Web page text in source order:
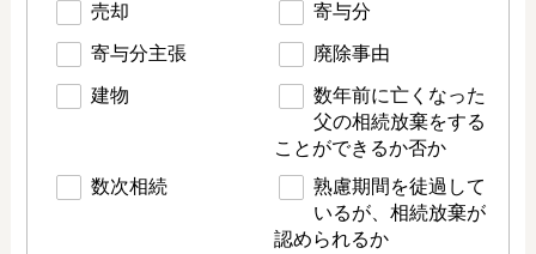
売却
寄与分
寄与分主張 廃除事由
建物
数年前に亡くなった
父の相続放棄をする
ことができるか否か
数次相続
熟慮期間を徒過して
いるが、相続放棄が
認められるか